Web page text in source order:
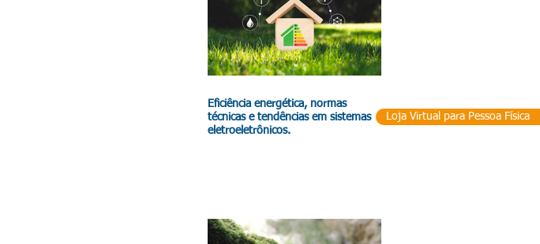
Loja Virtual para Pessoa Física
Eficiência energética, normas
técnicas e tendências em sistemas
eletroeletrônicos.